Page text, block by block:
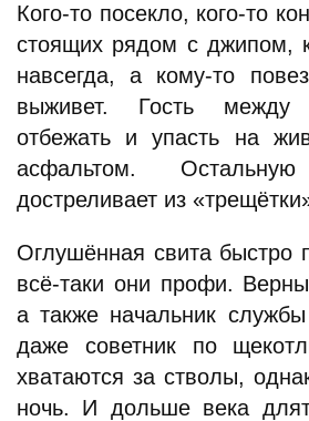
Кого-то посекло, кого-то
стоящих рядом с джипом,
навсегда, а кому-то
выживет. Гость между
отбежать и упасть на
асфальтом.
достреливает из
Оглушённая свита быстро
всё-таки они профи.
а также начальник
даже советник по
хватаются за стволы,
ночь. И дольше века